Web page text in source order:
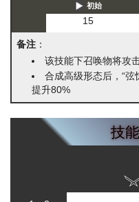
初始
15
备注 ：
该技能下召唤物将攻
合成高级形态后，“弦
提升80%
技